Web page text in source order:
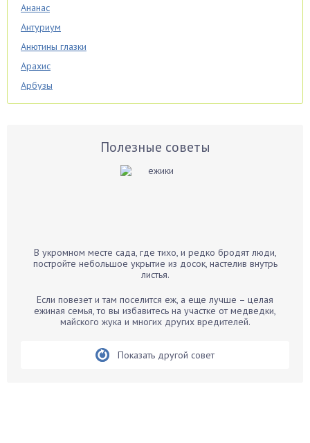
Ананас
Антуриум
Анютины глазки
Арахис
Арбузы
Аспарагус
Бархатцы
Белые грибы
Бирючина
Полезные советы
В укромном месте сада, где тихо, и редко бродят люди,
постройте небольшое укрытие из досок, настелив внутрь
листья.
Если повезет и там поселится еж, а еще лучше – целая
ежиная семья, то вы избавитесь на участке от медведки,
майского жука и многих других вредителей.
Показать другой совет